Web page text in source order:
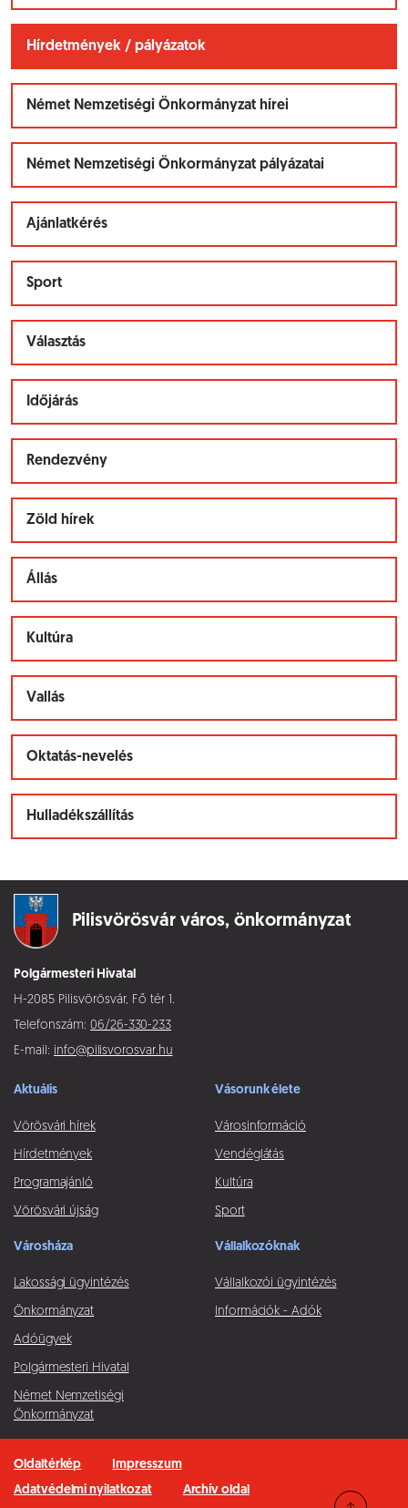
Hírdetmények / pályázatok
Német Nemzetiségi Önkormányzat hírei
Német Nemzetiségi Önkormányzat pályázatai
Ajánlatkérés
Sport
Választás
Időjárás
Rendezvény
Zöld hírek
Állás
Kultúra
Vallás
Oktatás-nevelés
Hulladékszállítás
Pilisvörösvár város, önkormányzat
Polgármesteri Hivatal
H-2085 Pilisvörösvár, Fő tér 1.
Telefonszám: 06/26-330-233
E-mail: info@pilisvorosvar.hu
Aktuális
Vörösvári hírek
Hírdetmények
Programajánló
Vörösvári újság
Vásorunk élete
Városinformáció
Vendéglátás
Kultúra
Sport
Városháza
Lakossági ügyintézés
Önkormányzat
Adóügyek
Polgármesteri Hivatal
Német Nemzetiségi
Önkormányzat
Vállalkozóknak
Vállalkozói ügyintézés
Információk - Adók
Oldaltérkép
Impresszum
Adatvédelmi nyilatkozat
Archív oldal